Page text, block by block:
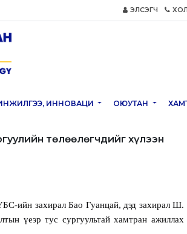
ЭЛСЭГЧ
ИННОВАЦИ ОЮУТАН
төлөөлөгчдийг хүлээн
ийн захиралБао Гуанцай, дэд захирал Ш.
үеэр тус сургуультай хамтран ажиллах